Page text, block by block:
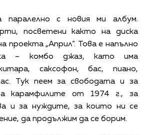
паралелно с новия ми албум.
посветени както на диска
проекта „Април“. Това е напълно
– комбо джаз, като има
саксофон, бас, пиано,
Тук пеем за свободата и за
карамфилите от 1974 г., за
и за нуждите, за които ни се
да продължим да се борим.